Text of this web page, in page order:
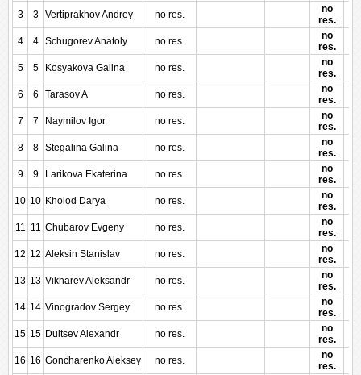
3
3 Vertiprakhov Andrey no res.
no
res.
4
4 Schugorev Anatoly no res.
no
res.
5
5 Kosyakova Galina no res.
no
res.
6
6 Tarasov A no res.
no
res.
7
7 Naymilov Igor no res.
no
res.
8
8 Stegalina Galina no res.
no
res.
9
9 Larikova Ekaterina no res.
no
res.
10 10 Kholod Darya no res.
no
res.
11 11 Chubarov Evgeny no res.
no
res.
12 12 Aleksin Stanislav no res.
no
res.
13 13 Vikharev Aleksandr no res.
no
res.
14 14 Vinogradov Sergey no res.
no
res.
15 15 Dultsev Alexandr no res.
no
res.
16 16 Goncharenko Aleksey no res.
no
res.